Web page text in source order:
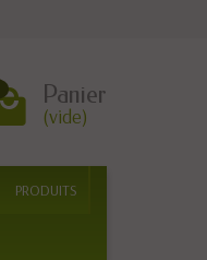
Panier
(vide)
PRODUITS